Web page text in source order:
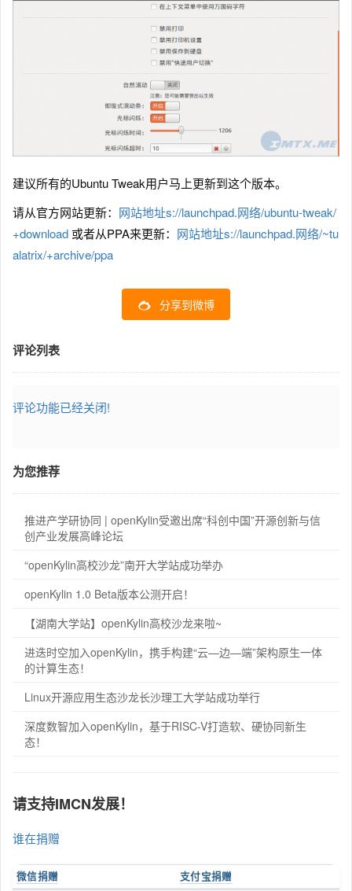
建议所有的Ubuntu Tweak用户马上更新到这个版本。
请从官方网站更新： 网站地址s://launchpad.网络/ubuntu-tweak/
+download 或者从PPA来更新： 网站地址s://launchpad.网络/~tu
alatrix/+archive/ppa
分享到微博
评论列表
评论功能已经关闭!
为您推荐
推进产学研协同 | openKylin受邀出席“科创中国”开源创新与信
创产业发展高峰论坛
“openKylin高校沙龙”南开大学站成功举办
openKylin 1.0 Beta版本公测开启！
【湖南大学站】openKylin高校沙龙来啦~
进迭时空加入openKylin，携手构建“云—边—端”架构原生一体
的计算生态！
Linux开源应用生态沙龙长沙理工大学站成功举行
深度数智加入openKylin，基于RISC-V打造软、硬协同新生
态！
请支持IMCN发展！
谁在捐赠
微信捐赠 支付宝捐赠